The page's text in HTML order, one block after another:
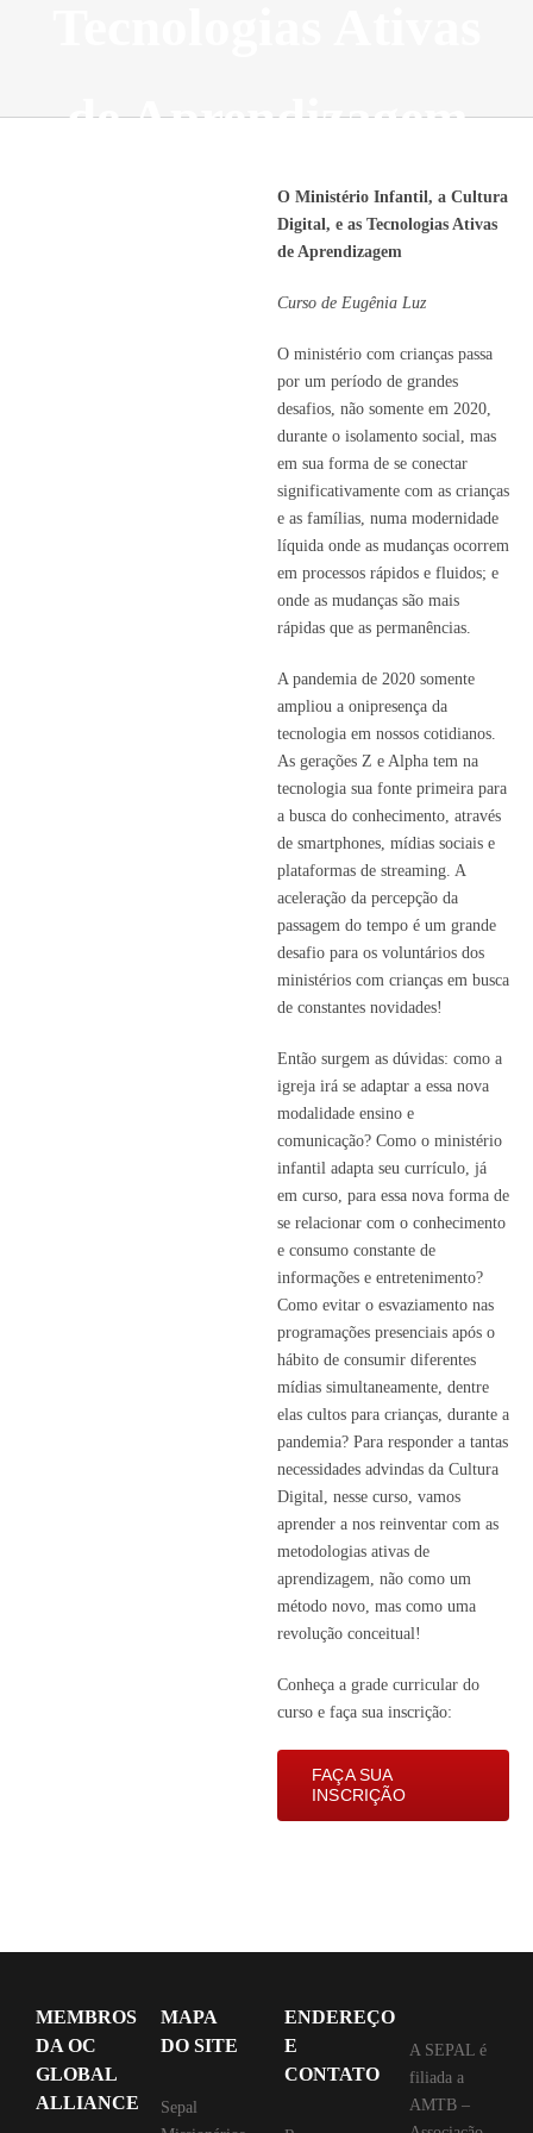
de Aprendizagem
Curso de Eugênia LuzO Ministério Infantil, a Cultura
Digital, e as Tecnologias Ativas
de Aprendizagem
Curso de Eugênia Luz
O ministério com crianças passa
por um período de grandes
desafios, não somente em 2020,
durante o isolamento social, mas
em sua forma de se conectar
significativamente com as crianças
e as famílias, numa modernidade
líquida onde as mudanças ocorrem
em processos rápidos e fluidos; e
onde as mudanças são mais
rápidas que as permanências.
A pandemia de 2020 somente
ampliou a onipresença da
tecnologia em nossos cotidianos.
As gerações Z e Alpha tem na
tecnologia sua fonte primeira para
a busca do conhecimento, através
de smartphones, mídias sociais e
plataformas de streaming. A
aceleração da percepção da
passagem do tempo é um grande
desafio para os voluntários dos
ministérios com crianças em busca
de constantes novidades!
Então surgem as dúvidas: como a
igreja irá se adaptar a essa nova
modalidade ensino e
comunicação? Como o ministério
infantil adapta seu currículo, já
em curso, para essa nova forma de
se relacionar com o conhecimento
e consumo constante de
informações e entretenimento?
Como evitar o esvaziamento nas
programações presenciais após o
hábito de consumir diferentes
mídias simultaneamente, dentre
elas cultos para crianças, durante a
pandemia? Para responder a tantas
necessidades advindas da Cultura
Digital, nesse curso, vamos
aprender a nos reinventar com as
metodologias ativas de
aprendizagem, não como um
método novo, mas como uma
revolução conceitual!
Conheça a grade curricular do
curso e faça sua inscrição:
FAÇA SUA
INSCRIÇÃO
MEMBROS
DA OC
GLOBAL
ALLIANCE
MAPA
DO SITE
Sepal
ENDEREÇO
E
CONTATO
A SEPAL é
filiada a
AMTB –